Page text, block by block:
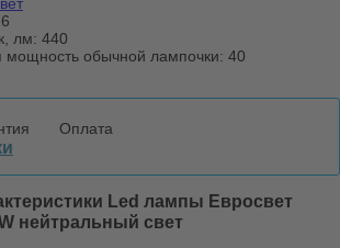
6
лм: 440
мощность обычной лампочки: 40
Оплата
Led лампы Евросвет
нейтральный свет